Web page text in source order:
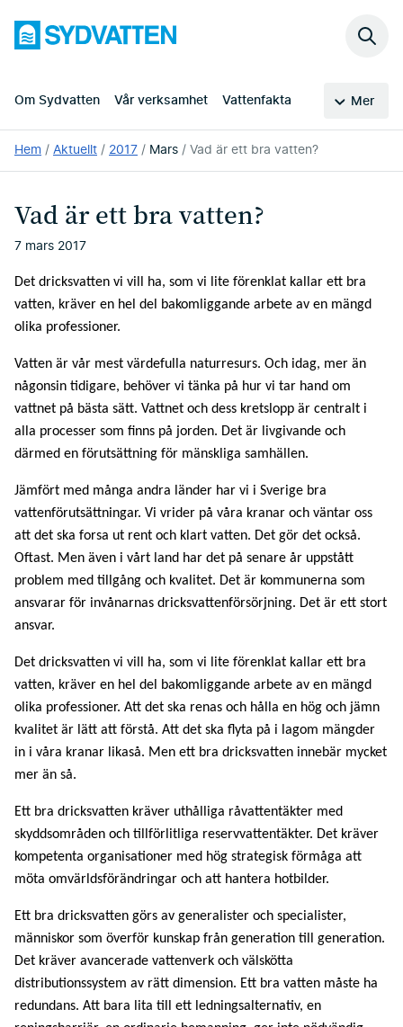
huvudinnehållet
Sydvatten
Om Sydvatten Vår verksamhet Vattenfakta Mer
Sök
Du
är
Hem Aktuellt 2017 Mars Vad är ett bra vatten?
Vad är ett bra vatten?
7 mars 2017
Det dricksvatten vi vill ha, som vi lite förenklat kallar ett bra
vatten, kräver en hel del bakomliggande arbete av en mängd
olika professioner.
Vatten är vår mest värdefulla naturresurs. Och idag, mer än
någonsin tidigare, behöver vi tänka på hur vi tar hand om
vattnet på bästa sätt. Vattnet och dess kretslopp är centralt i
alla processer som finns på jorden. Det är livgivande och
därmed en förutsättning för mänskliga samhällen.
Jämfört med många andra länder har vi i Sverige bra
vattenförutsättningar. Vi vrider på våra kranar och väntar oss
att det ska forsa ut rent och klart vatten. Det gör det också.
Oftast. Men även i vårt land har det på senare år uppstått
problem med tillgång och kvalitet. Det är kommunerna som
ansvarar för invånarnas dricksvattenförsörjning. Det är ett stort
ansvar.
Det dricksvatten vi vill ha, som vi lite förenklat kallar ett bra
vatten, kräver en hel del bakomliggande arbete av en mängd
olika professioner. Att det ska renas och hålla en hög och jämn
kvalitet är lätt att förstå. Att det ska flyta på i lagom mängder
in i våra kranar likaså. Men ett bra dricksvatten innebär mycket
mer än så.
Ett bra dricksvatten kräver uthålliga råvattentäkter med
skyddsområden och tillförlitliga reservvattentäkter. Det kräver
kompetenta organisationer med hög strategisk förmåga att
möta omvärldsförändringar och att hantera hotbilder.
Ett bra dricksvatten görs av generalister och specialister,
människor som överför kunskap från generation till generation.
Det kräver avancerade vattenverk och välskötta
distributionssystem av rätt dimension. Ett bra vatten måste ha
redundans. Att bara lita till ett ledningsalternativ, en